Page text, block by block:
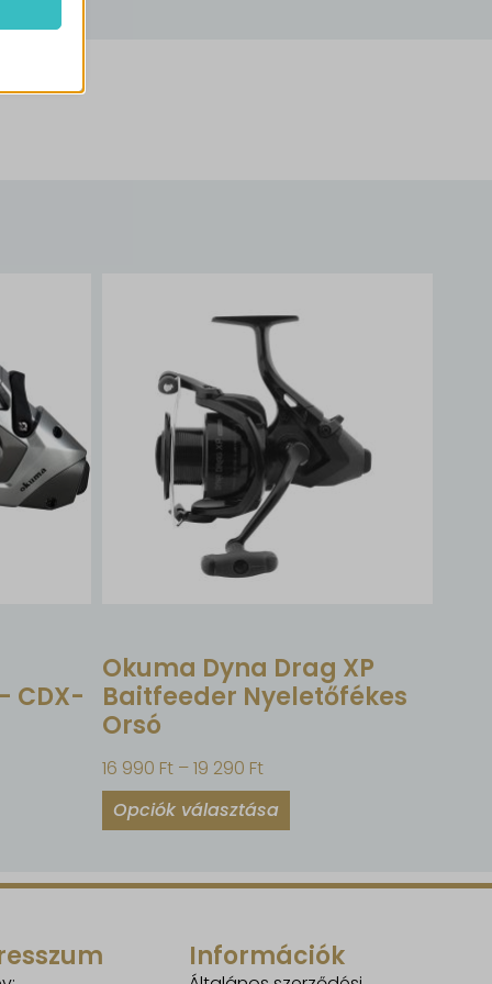
CDX-
Okuma Dyna Drag XP
Baitfeeder Nyeletőfékes
Orsó
16 990 Ft –19 290 Ft
Opciók választása
Információk